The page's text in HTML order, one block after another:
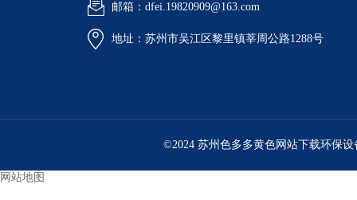
邮箱：dfei.19820909@163.com
地址：苏州市吴江区黎里镇莘周公路1288号
©2024 苏州色多多黄色网站下载环保设
网站地图